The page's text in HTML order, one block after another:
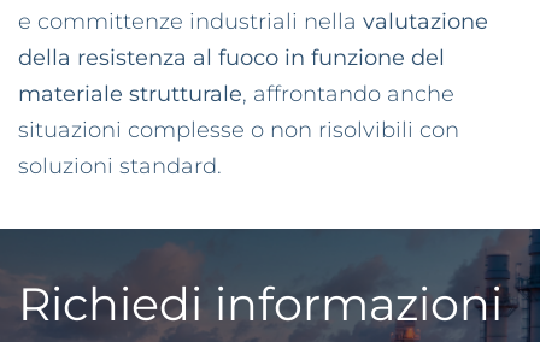
e committenze industriali nella valutazione
della resistenza al fuoco in funzione del
materiale strutturale, affrontando anche
situazioni complesse o non risolvibili con
soluzioni standard.
Richiedi informazioni